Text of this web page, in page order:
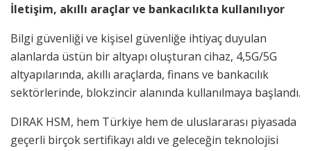
İletişim, akıllı araçlar ve bankacılıkta kullanılıyor
Bilgi güvenliği ve kişisel güvenliğe ihtiyaç duyulan
alanlarda üstün bir altyapı oluşturan cihaz, 4,5G/5G
altyapılarında, akıllı araçlarda, finans ve bankacılık
sektörlerinde, blokzincir alanında kullanılmaya başlandı.
DIRAK HSM, hem Türkiye hem de uluslararası piyasada
geçerli birçok sertifikayı aldı ve geleceğin teknolojisi